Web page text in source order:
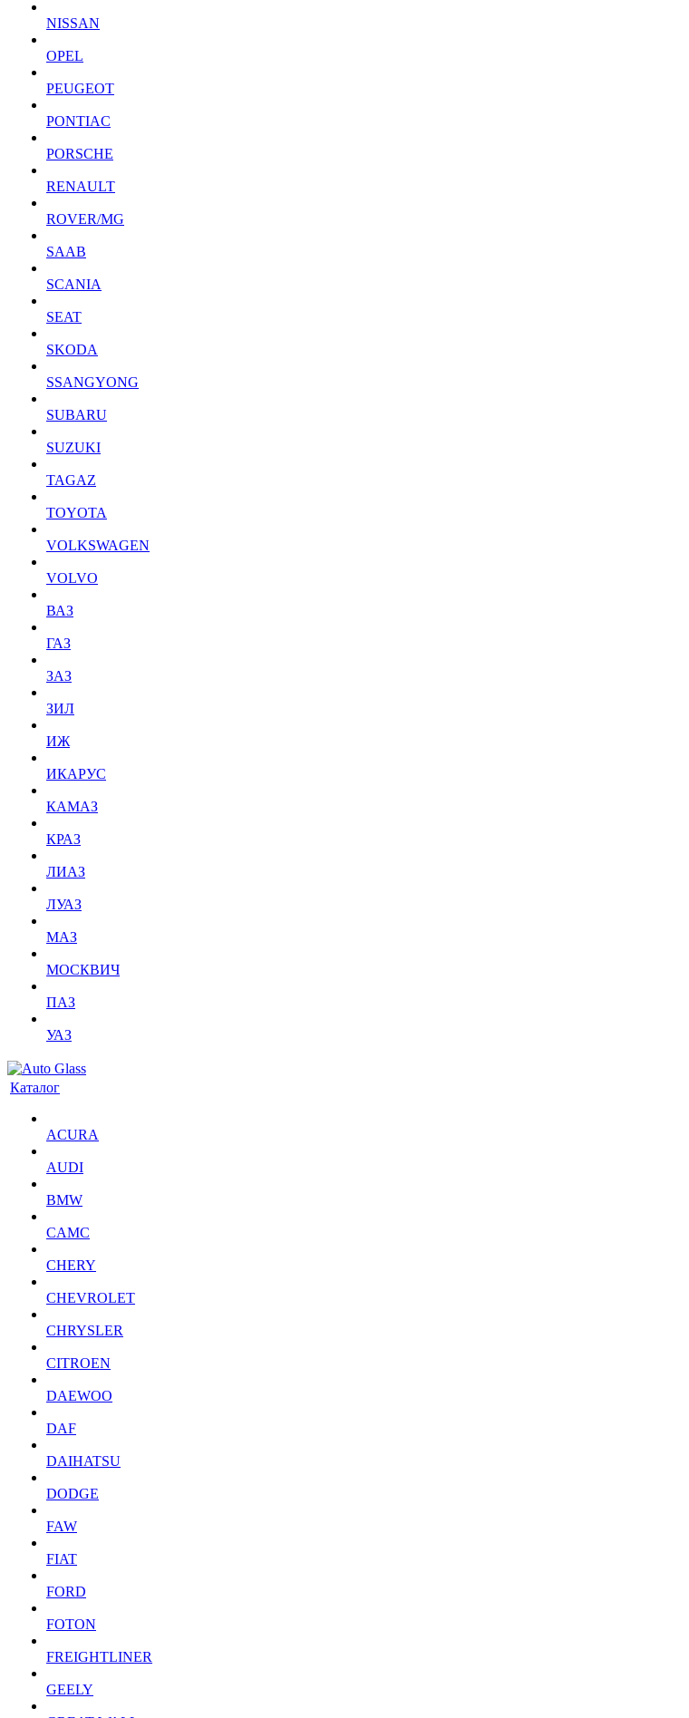
NISSAN
OPEL
PEUGEOT
PONTIAC
PORSCHE
RENAULT
ROVER/MG
SAAB
SCANIA
SEAT
SKODA
SSANGYONG
SUBARU
SUZUKI
TAGAZ
TOYOTA
VOLKSWAGEN
VOLVO
ВАЗ
ГАЗ
ЗАЗ
ЗИЛ
ИЖ
ИКАРУС
КАМАЗ
КРАЗ
ЛИАЗ
ЛУАЗ
МАЗ
МОСКВИЧ
ПАЗ
УАЗ
Каталог
ACURA
AUDI
BMW
CAMC
CHERY
CHEVROLET
CHRYSLER
CITROEN
DAEWOO
DAF
DAIHATSU
DODGE
FAW
FIAT
FORD
FOTON
FREIGHTLINER
GEELY